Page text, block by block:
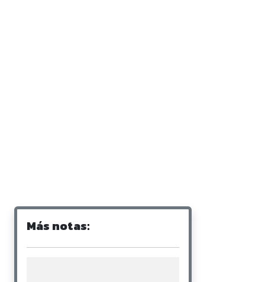
Más notas: